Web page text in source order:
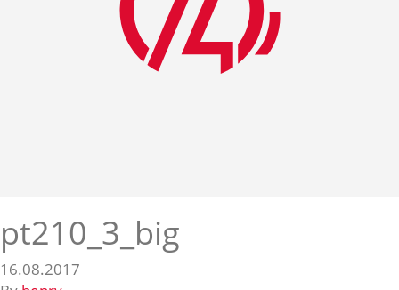
pt210_3_big
16.08.2017